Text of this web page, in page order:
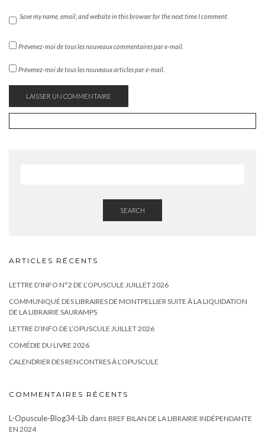
Save my name, email, and website in this browser for the next time I comment.
Prévenez-moi de tous les nouveaux commentaires par e-mail.
Prévenez-moi de tous les nouveaux articles par e-mail.
SEARCH
ARTICLES RÉCENTS
LETTRE D’INFO N°2 DE L’OPUSCULE JUILLET 2026
COMMUNIQUÉ DES LIBRAIRES DE MONTPELLIER SUITE À LA LIQUIDATION
DE LA LIBRAIRIE SAURAMPS
LETTRE D’INFO DE L’OPUSCULE JUILLET 2026
COMÉDIE DU LIVRE 2026
CALENDRIER DES RENCONTRES À L’OPUSCULE
COMMENTAIRES RÉCENTS
L-Opuscule-Blog34-Lib dans BREF BILAN DE LA LIBRAIRIE INDÉPENDANTE
EN 2024